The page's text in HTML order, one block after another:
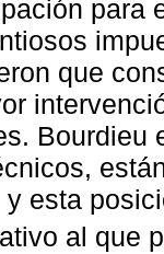
para
que
Bourdieu
esta
al que